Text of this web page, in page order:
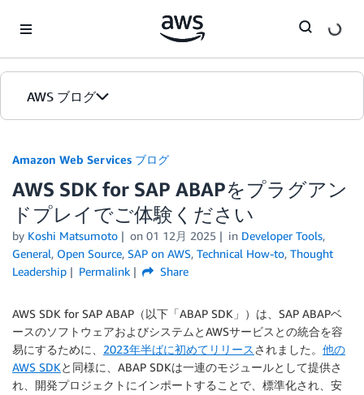
AWS ブログ
カテゴリ
エディション
Amazon Web Services ブログ
AWS SDK for SAP ABAPをプラグアン
ドプレイでご体験ください
by Koshi Matsumoto on 01 12月 2025 in Developer Tools,
General, Open Source, SAP on AWS, Technical How-to, Thought
Leadership
Permalink Share
AWS SDK for SAP ABAP（以下「ABAP SDK」）は、SAP ABAPベ
ースのソフトウェアおよびシステムとAWSサービスとの統合を容
易にするために、 2023年半ばに初めてリリースされました。 他の
AWS SDKと同様に、ABAP SDKは一連のモジュールとして提供さ
れ、開発プロジェクトにインポートすることで、標準化され、安